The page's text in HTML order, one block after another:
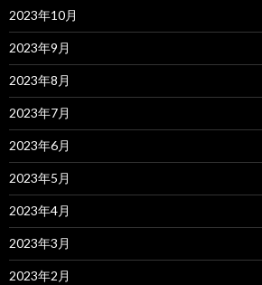
2023年10月
2023年9月
2023年8月
2023年7月
2023年6月
2023年5月
2023年4月
2023年3月
2023年2月